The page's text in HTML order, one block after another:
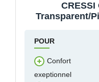
CRESSI
Transparent/
Le Snorkeling,
POUR
Confort
exeptionnel